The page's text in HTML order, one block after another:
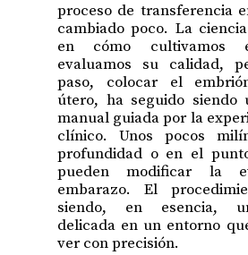
proceso de transferencia
cambiado poco. La
en cómo cultivamos
evaluamos su calidad,
paso, colocar el
útero, ha seguido siendo
manual guiada por la
clínico. Unos pocos
profundidad o en el
pueden modificar la
embarazo. El
siendo, en esencia,
delicada en un entorno
ver con precisión.